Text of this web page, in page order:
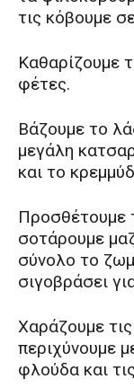
τις κόβουμε
Καθαρίζουμε
φέτες.
Βάζουμε το
μεγάλη
και το
Προσθέτουμε
σοτάρουμε
σύνολο το
σιγοβράσει
Χαράζουμε τις
περιχύνουμε
φλούδα και